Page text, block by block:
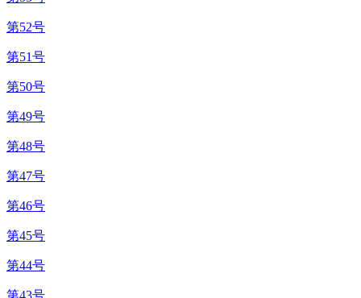
第52号
第51号
第50号
第49号
第48号
第47号
第46号
第45号
第44号
第43号